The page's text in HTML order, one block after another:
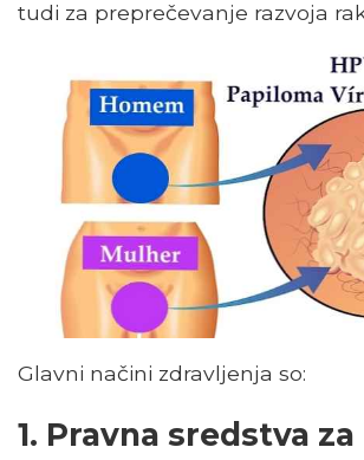
tudi za preprečevanje razvoja
Glavni načini zdravljenja so:
1. Pravna sredstva za